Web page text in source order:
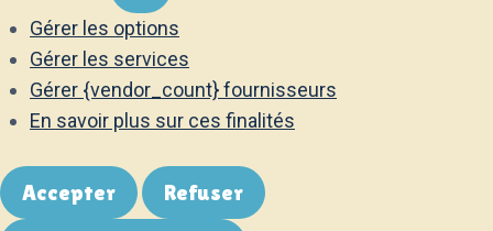
Gérer les options
Gérer les services
Gérer {vendor_count} fournisseurs
En savoir plus sur ces finalités
Accepter Refuser